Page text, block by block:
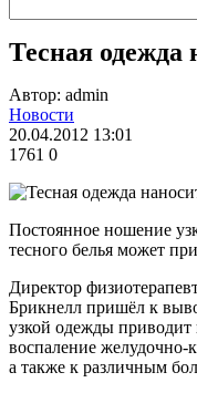
Тесная одежда
Автор: admin
Новости
20.04.2012 13:01
1761 0
Постоянное ношение
тесного белья может
Директор
Брикнелл пришёл к
узкой одежды приводит
воспаление желудочно-
а также к различным